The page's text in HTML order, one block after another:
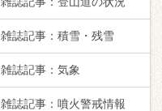
雑誌記事： 積雪・残雪
雑誌記事： 気象
雑誌記事： 噴火警戒情報